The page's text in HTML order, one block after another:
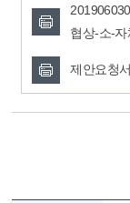
협상-소-
제안요청